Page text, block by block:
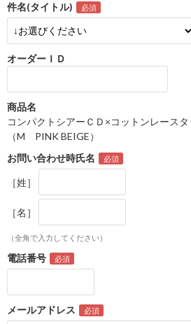
件名(タイトル)
オーダーＩＤ
商品名
コンパクトシアーＣＤ×コットンレース
（M PINK BEIGE）
お問い合わせ時氏名
［姓］
［名］
（全角で入力してください）
電話番号
メールアドレス